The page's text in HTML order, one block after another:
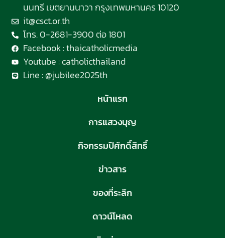
นนทรี เขตยานนาวา กรุงเทพมหานคร 10120
it@csct.or.th
โทร. 0-2681-3900 ต่อ 1801
Facebook : thaicatholicmedia
Youtube : catholicthailand
Line : @jubilee2025th
หน้าแรก
การแสวงบุญ
กิจกรรมปีศักดิ์สิทธิ์
ข่าวสาร
ของที่ระลึก
ดาวน์โหลด